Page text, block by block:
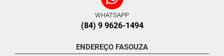
WHATSAPP
(84) 9 9626-1494
ENDEREÇO FASOUZA